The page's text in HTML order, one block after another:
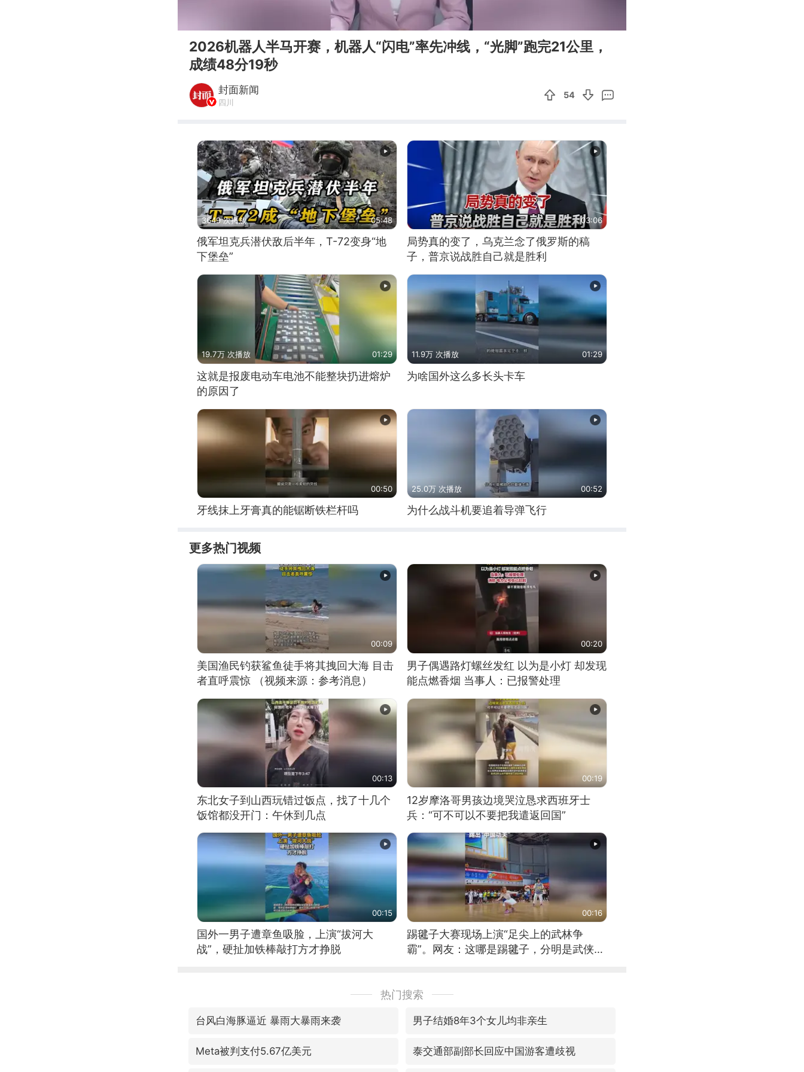
2026机器人半马开赛，机器人“闪电”率先冲线，“光脚”跑完21公里，
成绩48分19秒
封面新闻
四川
54
3649 次播放 05:48
俄军坦克兵潜伏敌后半年，T-72变身“地
下堡垒”
03:06
局势真的变了，乌克兰念了俄罗斯的稿
子，普京说战胜自己就是胜利
19.7万 次播放 01:29
这就是报废电动车电池不能整块扔进熔炉
的原因了
11.9万 次播放 01:29
为啥国外这么多长头卡车
00:50
牙线抹上牙膏真的能锯断铁栏杆吗
25.0万 次播放 00:52
为什么战斗机要追着导弹飞行
更多热门视频
00:09
美国渔民钓获鲨鱼徒手将其拽回大海 目击
者直呼震惊 （视频来源：参考消息）
00:20
男子偶遇路灯螺丝发红 以为是小灯 却发现
能点燃香烟 当事人：已报警处理
00:13
东北女子到山西玩错过饭点，找了十几个
饭馆都没开门：午休到几点
00:19
12岁摩洛哥男孩边境哭泣恳求西班牙士
兵：“可不可以不要把我遣返回国”
00:15
国外一男子遭章鱼吸脸，上演“拔河大
战”，硬扯加铁棒敲打方才挣脱
00:16
踢毽子大赛现场上演“足尖上的武林争
霸”。网友：这哪是踢毽子，分明是武侠片
热门搜索
台风白海豚逼近 暴雨大暴雨来袭 男子结婚8年3个女儿均非亲生
Meta被判支付5.67亿美元 泰交通部副部长回应中国游客遭歧视